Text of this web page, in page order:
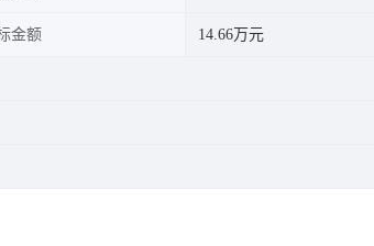
金额 14.66万元